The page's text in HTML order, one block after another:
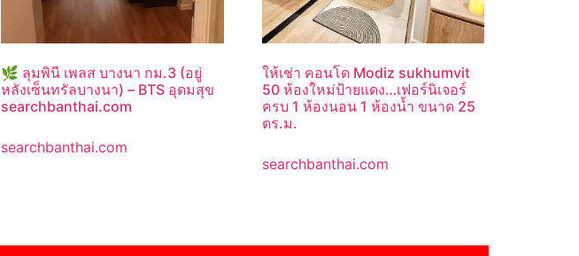
🌿 ลุมพินี เพลส บางนา กม.3 (อยู่
หลังเซ็นทรัลบางนา) – BTS อุดมสุข
searchbanthai.com
searchbanthai.com
ให้เช่า คอนโด Modiz sukhumvit
50 ห้องใหม่ป้ายแดง…เฟอร์นิเจอร์
ครบ 1 ห้องนอน 1 ห้องน้ำ ขนาด 25
ตร.ม.
searchbanthai.com